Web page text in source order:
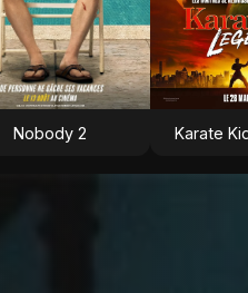
Nobody 2 Karate